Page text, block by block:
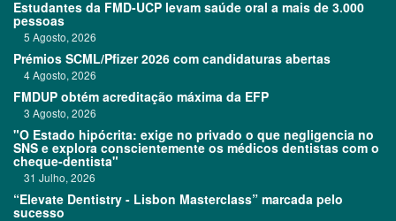
Estudantes da FMD-UCP levam saúde oral a mais de 3.000
pessoas
5 Agosto, 2026
Prémios SCML/Pfizer 2026 com candidaturas abertas
4 Agosto, 2026
FMDUP obtém acreditação máxima da EFP
3 Agosto, 2026
"O Estado hipócrita: exige no privado o que negligencia no
SNS e explora conscientemente os médicos dentistas com o
cheque-dentista"
31 Julho, 2026
“Elevate Dentistry - Lisbon Masterclass” marcada pelo
sucesso